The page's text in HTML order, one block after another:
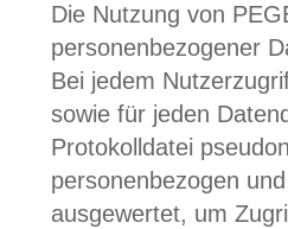
Die Nutzung von
personenbezogener
Bei jedem
sowie für jeden
Protokolldatei
personenbezogen
ausgewertet, um